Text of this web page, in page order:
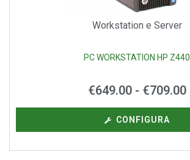
Workstation e Server
PC WORKSTATION HP Z440
€649.00 - €709.00
CONFIGURA